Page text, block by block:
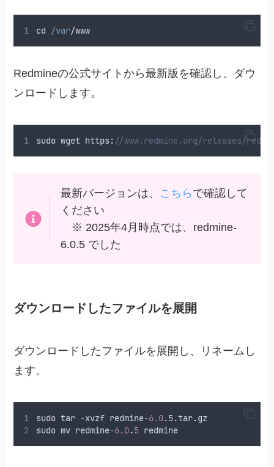
cd /var/www
Redmineの公式サイトから最新版を確認し、ダウ
ンロードします。
sudo wget https: //www.redmine.org/releases/
最新バージョンは、 こちら で確認して
ください
※ 2025年4月時点では、redmine-
6.0.5 でした
ダウンロードしたファイルを展開
ダウンロードしたファイルを展開し、リネームし
ます。
sudo tar -xvzf redmine-6.0.5.tar.gz
sudo mv redmine-6.0.5 redmine